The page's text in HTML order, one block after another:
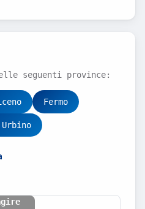
seguenti province:
Fermo
Urbino